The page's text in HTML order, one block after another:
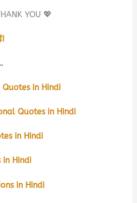
YOU 💖
in Hindi
Quotes in Hindi
in Hindi
in Hindi
in Hindi